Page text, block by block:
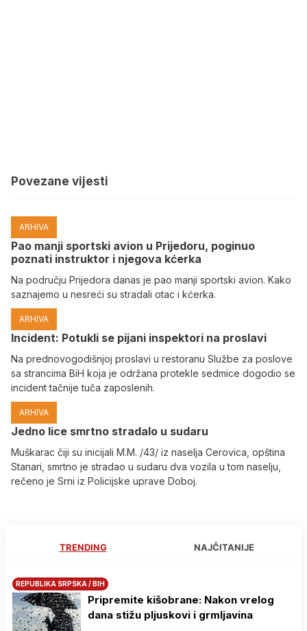
Povezane vijesti
ARHIVA
Pao manji sportski avion u Prijedoru, poginuo
poznati instruktor i njegova kćerka
Na području Prijedora danas je pao manji sportski avion. Kako
saznajemo u nesreći su stradali otac i kćerka.
ARHIVA
Incident: Potukli se pijani inspektori na proslavi
Na prednovogodišnjoj proslavi u restoranu Službe za poslove
sa strancima BiH koja je održana protekle sedmice dogodio se
incident tačnije tuča zaposlenih.
ARHIVA
Јedno lice smrtno stradalo u sudaru
Muškarac čiji su inicijali M.M. /43/ iz naselja Cerovica, opština
Stanari, smrtno je stradao u sudaru dva vozila u tom naselju,
rečeno je Srni iz Policijske uprave Doboj.
TRENDING NAJČITANIJE
REPUBLIKA SRPSKA / BIH
Pripremite kišobrane: Nakon vrelog
dana stižu pljuskovi i grmljavina